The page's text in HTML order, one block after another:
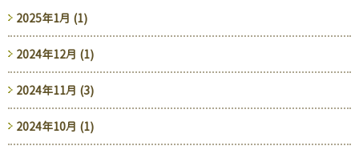
2025年1月 (1)
2024年12月 (1)
2024年11月 (3)
2024年10月 (1)